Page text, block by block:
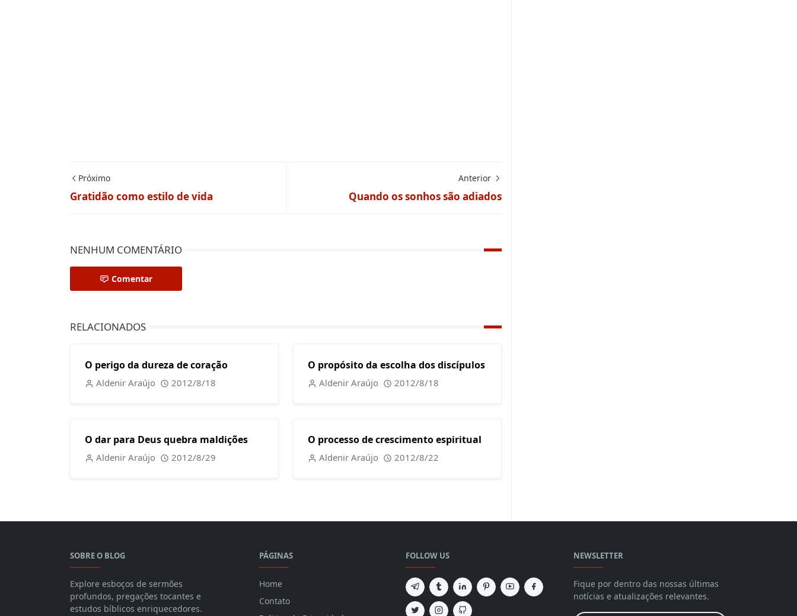
Próximo
Gratidão como estilo de vida
Anterior
Quando os sonhos são adiados
NENHUM COMENTÁRIO
Comentar
RELACIONADOS
O perigo da dureza de coração
Aldenir Araújo 2012/8/18
O propósito da escolha dos discípulos
Aldenir Araújo 2012/8/18
O dar para Deus quebra maldições
Aldenir Araújo 2012/8/29
O processo de crescimento espiritual
Aldenir Araújo 2012/8/22
SOBRE O BLOG
Explore esboços de sermões
profundos, pregações tocantes e
estudos bíblicos enriquecedores.
PÁGINAS
Home
Contato
FOLLOW US NEWSLETTER
Fique por dentro das nossas últimas
notícias e atualizações relevantes.